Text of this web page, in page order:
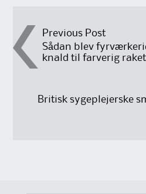
Post
navigation
Previous Post
Sådan blev
knald til farverig raket
Britisk sygeplejerske